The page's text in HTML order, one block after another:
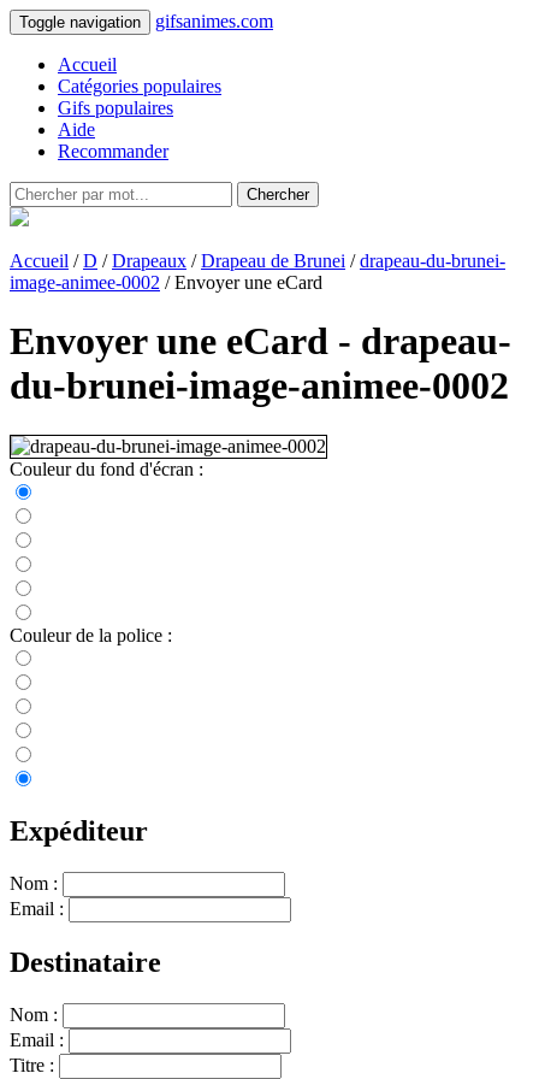
Toggle navigation gifsanimes.com
Accueil
Catégories populaires
Gifs populaires
Aide
Recommander
Chercher
Accueil /D /Drapeaux /Drapeau de Brunei /drapeau-du-brunei-
image-animee-0002 / Envoyer une eCard
Envoyer une eCard - drapeau-
du-brunei-image-animee-0002
Couleur du fond d'écran :
Couleur de la police :
Expéditeur
Nom :
Email :
Destinataire
Nom :
Email :
Titre :